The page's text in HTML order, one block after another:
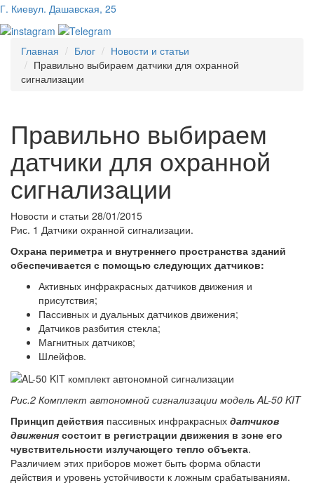
Г. Киевул. Дашавская, 25
Главная Блог
Новости и статьи
Правильно выбираем датчики для охранной
сигнализации
Правильно выбираем
датчики для охранной
сигнализации
Новости и статьи 28/01/2015
Рис. 1 Датчики охранной сигнализации.
Охрана периметра и внутреннего пространства зданий
обеспечивается с помощью следующих датчиков:
Активных инфракрасных датчиков движения и
присутствия;
Пассивных и дуальных датчиков движения;
Датчиков разбития стекла;
Магнитных датчиков;
Шлейфов.
Рис.2 Комплект автономной сигнализации модель AL-50 KIT
Принцип действия пассивных инфракрасных датчиков
движения состоит в регистрации движения в зоне его
чувствительности излучающего тепло объекта.
Различием этих приборов может быть форма области
действия и уровень устойчивости к ложным срабатываниям.